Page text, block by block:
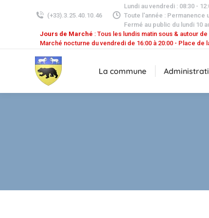
(+33).3.25.40.10.46
Lundi au vendredi : 08:30 -
Toute l'année : Permanence
Fermé au public du lundi 10
Jours de Marché : Tous les lundis matin sous & autour
Marché nocturne du vendredi de 16:00 à 20:00 - Place de
La commune